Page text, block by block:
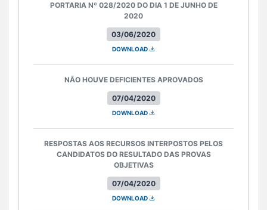
03/06/2020
PORTARIA Nº 028/2020 DO DIA 1 DE JUNHO DE
2020
DOWNLOAD
07/04/2020
NÃO HOUVE DEFICIENTES APROVADOS
DOWNLOAD
07/04/2020
RESPOSTAS AOS RECURSOS INTERPOSTOS PELOS
CANDIDATOS DO RESULTADO DAS PROVAS
OBJETIVAS
DOWNLOAD